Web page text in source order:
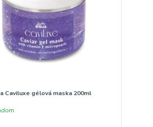
Caviluxe gélová maska 200ml